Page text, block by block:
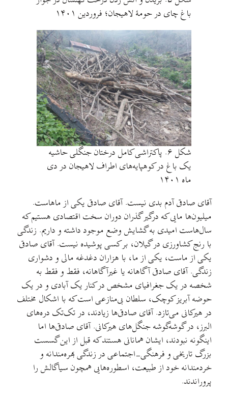
باغ چای در حومهٔ لاهیجان؛ فروردین ۱۴۰۱
شکل ۶. پاکتراشی کامل درختان جنگلی حاشیه
یک باغ در کوهپایه‌های اطراف لاهیجان در دی
ماه ۱۴۰۱
آقای صادقی آدم بدی نیست. آقای صادقی یکی از ماهاست.
میلیون‌ها مایی که درگیر گذران دوران سخت اقتصادی هستیم که
سال‌هاست امیدی به گشایش وضع موجود داشته و داریم. زندگی
با رنج کشاورزی در گیلان، بر کسی پوشیده نیست. آقای صادقی
یکی از ماست، یکی از ما، با هزاران دغدغه مالی و دشواری
زندگی. آقای صادقی آگاهانه یا غیرآگاهانه، فقط و فقط به
شخصه در یک جغرافیای مشخص در کنار یک آبادی و در یک
حوضه آبریز کوچک، سلطان بی‌منازعی است که با اشکال مختلف
در هیرکانی می‌تازد. آقای صادقی‌ها زیادند، در تک‌تک دره‌های
البرز، در گوشه‌گوشه جنگل‌های هیرکانی. آقای صادقی‌ها اما
اینگونه نبودند، ایشان همانانی هستند که قبل از این گسست
بزرگ تاریخی و فرهنگی-اجتماعی در زندگی بهره‌مندانه و
خردمندانه خود از طبیعت، اسطوره‌هایی همچون سیا‌گالش را
پروراندند.